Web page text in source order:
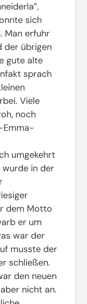
sich
Man erfuhr
der übrigen
gute alte
sprach
Viele
noch
Emma-
umgekehrt
wurde in der
dem Motto
er um
war der
musste der
schließen.
den neuen
nicht an.